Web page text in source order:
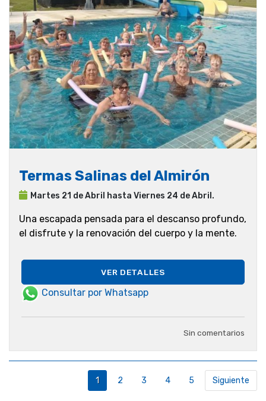
Termas Salinas del Almirón
Martes 21 de Abril hasta Viernes 24 de Abril.
Una escapada pensada para el descanso profundo,
el disfrute y la renovación del cuerpo y la mente.
VER DETALLES
Consultar por Whatsapp
Sin comentarios
1 2 3 4 5 Siguiente